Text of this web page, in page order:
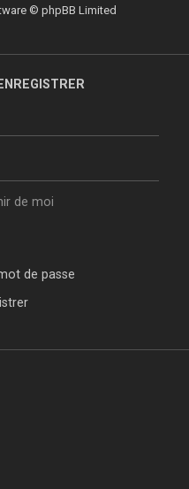
© phpBB Limited
de moi
de passe